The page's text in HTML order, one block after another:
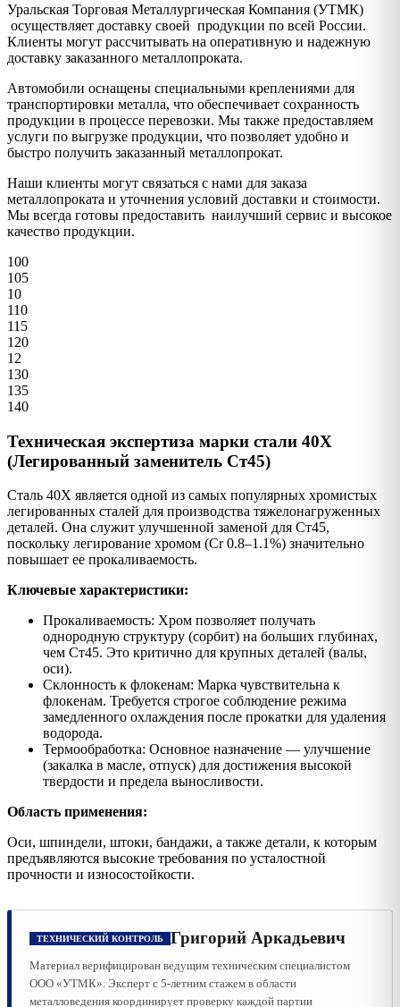
Уральская Торговая Металлургическая Компания (УТМК)
осуществляет доставку своей продукции по всей России.
Клиенты могут рассчитывать на оперативную и надежную
доставку заказанного металлопроката.
Автомобили оснащены специальными креплениями для
транспортировки металла, что обеспечивает сохранность
продукции в процессе перевозки. Мы также предоставляем
услуги по выгрузке продукции, что позволяет удобно и
быстро получить заказанный металлопрокат.
Наши клиенты могут связаться с нами для заказа
металлопроката и уточнения условий доставки и стоимости.
Мы всегда готовы предоставить наилучший сервис и высокое
качество продукции.
100
105
10
110
115
120
12
130
135
140
Техническая экспертиза марки стали 40Х
(Легированный заменитель Ст45)
Сталь 40Х является одной из самых популярных хромистых
легированных сталей для производства тяжелонагруженных
деталей. Она служит улучшенной заменой для Ст45,
поскольку легирование хромом (Cr 0.8–1.1%) значительно
повышает ее прокаливаемость.
Ключевые характеристики:
Прокаливаемость: Хром позволяет получать
однородную структуру (сорбит) на больших глубинах,
чем Ст45. Это критично для крупных деталей (валы,
оси).
Склонность к флокенам: Марка чувствительна к
флокенам. Требуется строгое соблюдение режима
замедленного охлаждения после прокатки для удаления
водорода.
Термообработка: Основное назначение — улучшение
(закалка в масле, отпуск) для достижения высокой
твердости и предела выносливости.
Область применения:
Оси, шпиндели, штоки, бандажи, а также детали, к которым
предъявляются высокие требования по усталостной
прочности и износостойкости.
ТЕХНИЧЕСКИЙ КОНТРОЛЬ Григорий Аркадьевич
Материал верифицирован ведущим техническим специалистом
ООО «УТМК». Эксперт с 5-летним стажем в области
металловедения координирует проверку каждой партии